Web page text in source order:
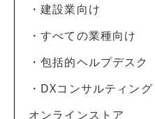
・建設業向け
・すべての業種向け
・包括的ヘルプデスク
・DXコンサルティング
オンラインストア